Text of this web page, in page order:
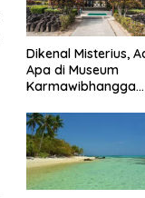
Dikenal Misterius,
Apa di Museum
Karmawibhangga